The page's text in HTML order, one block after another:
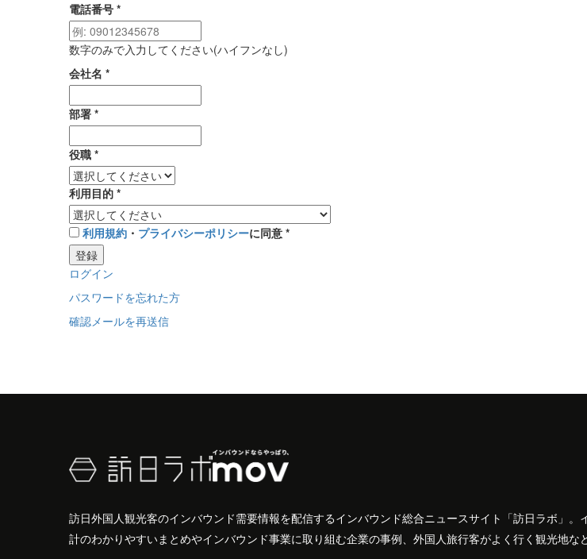
電話番号 *
数字のみで入力してください(ハイフンなし)
会社名 *
部署 *
役職 *
利用目的 *
利用規約 ・ プライバシーポリシーに同意 *
登録
ログイン
パスワードを忘れた方
確認メールを再送信
訪日外国人観光客のインバウンド需要情報を配信するインバウンド総合ニュースサイト「訪日ラボ」
計のわかりやすいまとめやインバウンド事業に取り組む企業の事例、外国人旅行客がよく行く観光地な